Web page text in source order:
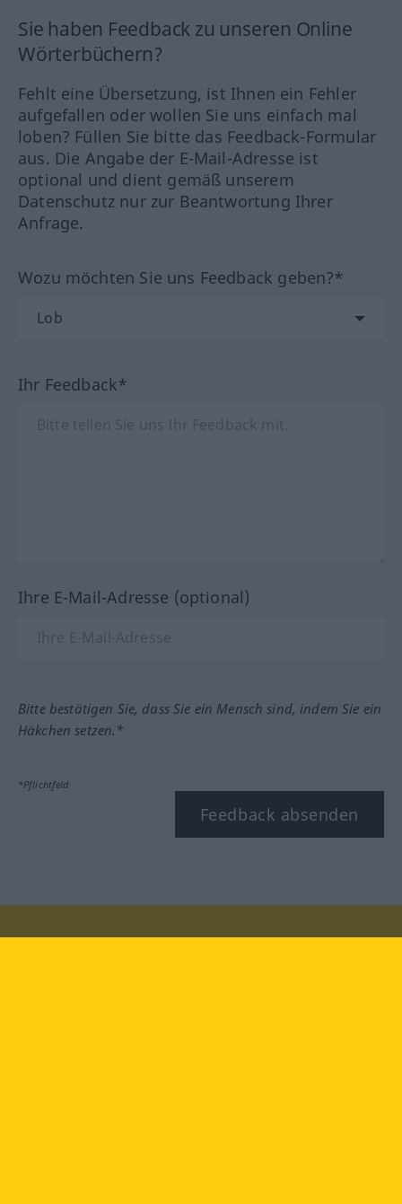
Sie haben Feedback zu unseren Online
Wörterbüchern?
Fehlt eine Übersetzung, ist Ihnen ein Fehler
aufgefallen oder wollen Sie uns einfach mal
loben? Füllen Sie bitte das Feedback-Formular
aus. Die Angabe der E-Mail-Adresse ist
optional und dient gemäß unserem
Datenschutz nur zur Beantwortung Ihrer
Anfrage.
Wozu möchten Sie uns Feedback geben?*
Ihr Feedback*
Ihre E-Mail-Adresse (optional)
Bitte bestätigen Sie, dass Sie ein Mensch sind, indem Sie ein
Häkchen setzen.*
*Pflichtfeld
Feedback absenden